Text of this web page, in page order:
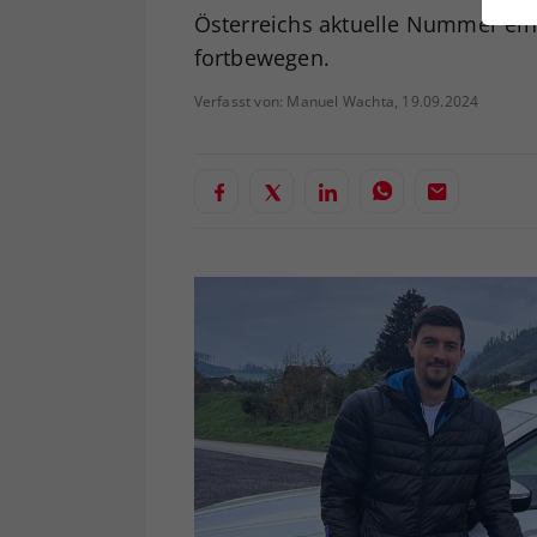
Österreichs aktuelle Nummer
fortbewegen.
Verfasst von: Manuel Wachta, 19.09.2024